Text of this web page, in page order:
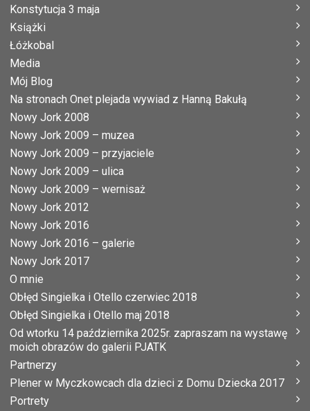
Konstytucja 3 maja
Książki
Łóżkobal
Media
Mój Blog
Na stronach Onet plejada wywiad z Hanną Bakułą
Nowy Jork 2008
Nowy Jork 2009 – muzea
Nowy Jork 2009 – przyjaciele
Nowy Jork 2009 – ulica
Nowy Jork 2009 – wernisaż
Nowy Jork 2012
Nowy Jork 2016
Nowy Jork 2016 – galerie
Nowy Jork 2017
O mnie
Obłęd Singielka i Otello czerwiec 2018
Obłęd Singielka i Otello maj 2018
Od wtorku 14 października 2025r. zapraszam na wystawę
moich obrazów do galerii PJATK
Partnerzy
Plener w Myczkowcach dla dzieci z Domu Dziecka 2017
Portrety